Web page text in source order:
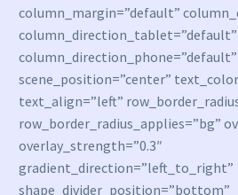
column_margin=”default”
column_direction_tablet=”default”
column_direction_phone=”default”
scene_position=”center”
text_align=”left”
row_border_radius_applies=”bg”
overlay_strength=”0.3″
gradient_direction=”left_to_right”
shape_divider_position=”bottom”